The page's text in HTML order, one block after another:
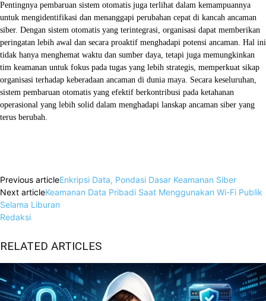
Pentingnya pembaruan sistem otomatis juga terlihat dalam kemampuannya
untuk mengidentifikasi dan menanggapi perubahan cepat di kancah ancaman
siber. Dengan sistem otomatis yang terintegrasi, organisasi dapat memberikan
peringatan lebih awal dan secara proaktif menghadapi potensi ancaman. Hal ini
tidak hanya menghemat waktu dan sumber daya, tetapi juga memungkinkan
tim keamanan untuk fokus pada tugas yang lebih strategis, memperkuat sikap
organisasi terhadap keberadaan ancaman di dunia maya. Secara keseluruhan,
sistem pembaruan otomatis yang efektif berkontribusi pada ketahanan
operasional yang lebih solid dalam menghadapi lanskap ancaman siber yang
terus berubah.
Previous articleEnkripsi Data, Pondasi Dasar Keamanan Siber
Next articleKeamanan Data Pribadi Saat Menggunakan Wi-Fi Publik
Selama Liburan
Redaksi
RELATED ARTICLES